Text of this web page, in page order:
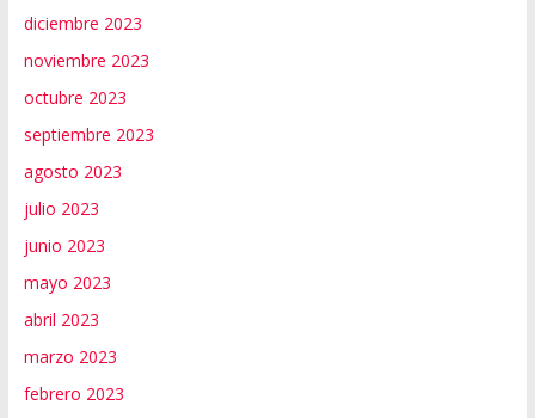
diciembre 2023
noviembre 2023
octubre 2023
septiembre 2023
agosto 2023
julio 2023
junio 2023
mayo 2023
abril 2023
marzo 2023
febrero 2023